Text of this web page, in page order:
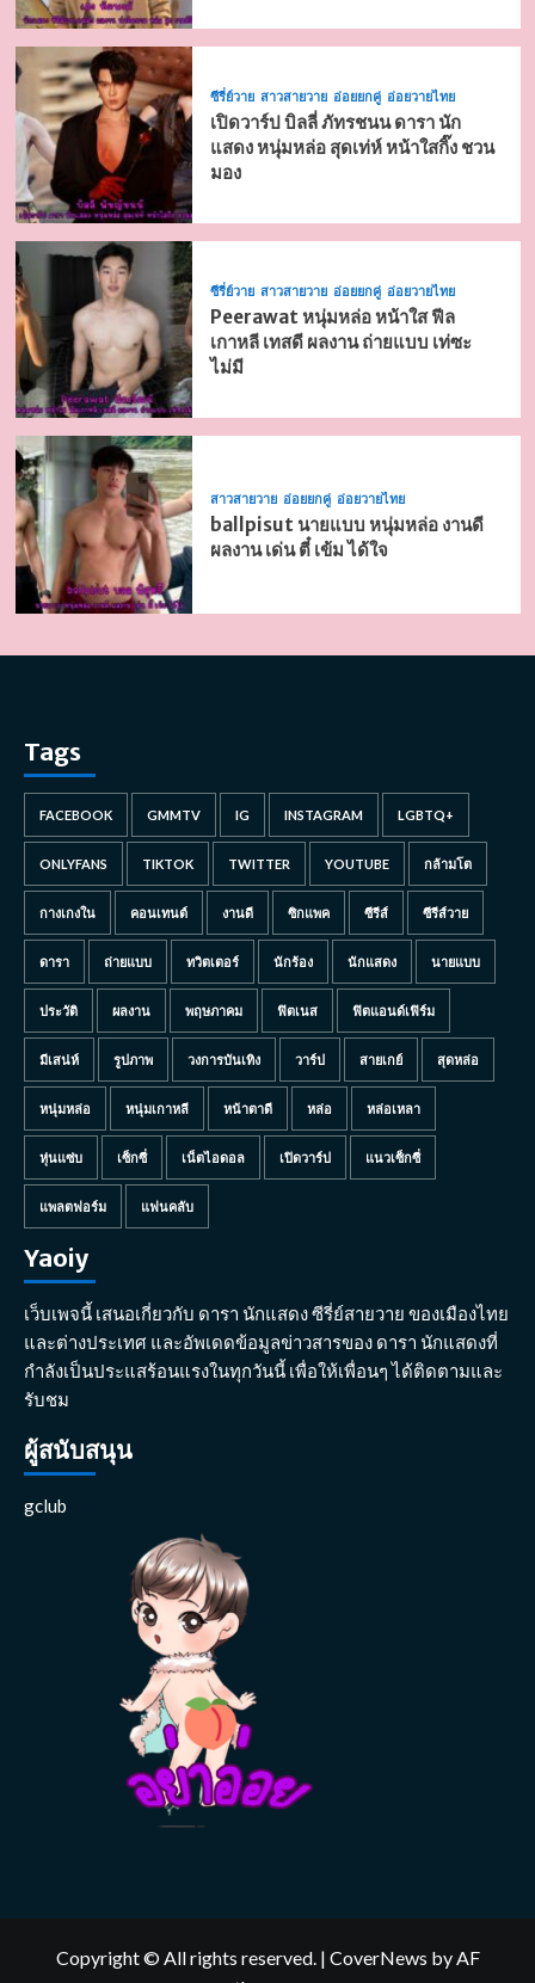
ซีรี่ย์วาย สาวสายวาย อ่อยยกคู่ อ่อยวายไทย
เปิดวาร์ป บิลลี่ ภัทรชนน ดารา นัก
แสดง หนุ่มหล่อ สุดเท่ห์ หน้าใสกิ๊ง ชวน
มอง
ซีรี่ย์วาย สาวสายวาย อ่อยยกคู่ อ่อยวายไทย
Peerawat หนุ่มหล่อ หน้าใส ฟีล
เกาหลี เทสดี ผลงาน ถ่ายแบบ เท่ซะ
ไม่มี
สาวสายวาย อ่อยยกคู่ อ่อยวายไทย
ballpisut นายแบบ หนุ่มหล่อ งานดี
ผลงาน เด่น ตี๋ เข้ม ได้ใจ
Tags
FACEBOOK GMMTV IG INSTAGRAM LGBTQ+
ONLYFANS TIKTOK TWITTER YOUTUBE กล้ามโต
กางเกงใน คอนเทนต์ งานดี ซิกแพค ซีรีส์ ซีรีส์วาย
ดารา ถ่ายแบบ ทวิตเตอร์ นักร้อง นักแสดง นายแบบ
ประวัติ ผลงาน พฤษภาคม ฟิตเนส ฟิตแอนด์เฟิร์ม
มีเสน่ห์ รูปภาพ วงการบันเทิง วาร์ป สายเกย์ สุดหล่อ
หนุ่มหล่อ หนุ่มเกาหลี หน้าตาดี หล่อ หล่อเหลา
หุ่นแซ่บ เซ็กซี่ เน็ตไอดอล เปิดวาร์ป แนวเซ็กซี่
แพลตฟอร์ม แฟนคลับ
Yaoiy
เว็บเพจนี้ เสนอเกี่ยวกับ ดารา นักแสดง ซีรี่ย์สายวาย ของเมืองไทย
และต่างประเทศ และอัพเดดข้อมูลข่าวสารของ ดารา นักแสดงที่
กำลังเป็นประแสร้อนแรงในทุกวันนี้ เพื่อให้เพื่อนๆ ได้ติดตามและ
รับชม
ผู้สนับสนุน
gclub
Copyright © All rights reserved. | CoverNews by AF